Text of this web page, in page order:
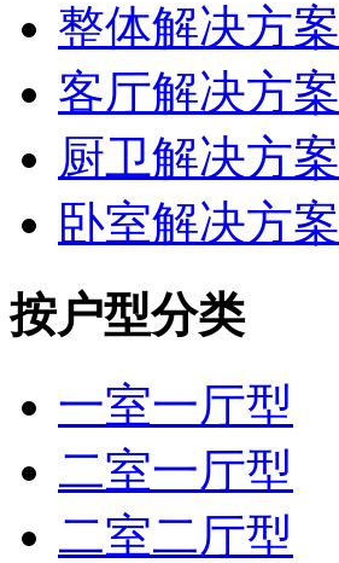
整体解决方案
客厅解决方案
厨卫解决方案
卧室解决方案
按户型分类
一室一厅型
二室一厅型
二室二厅型